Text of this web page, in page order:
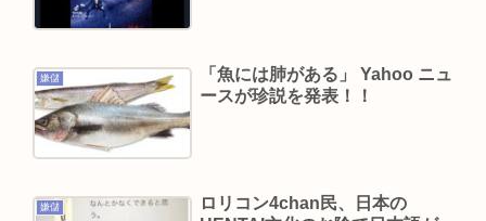
病名とは？
に返り咲き！「ミニオンズ」「あの星」「ブルー
ロック」もランクイン
嫌儲
「魚には肺がある」 Yahoo ニュ
ースが珍説を発表！！
嫌儲
ロリコン4chan民、日本の